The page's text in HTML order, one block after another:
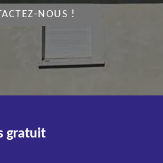
NOUS !
gratuit